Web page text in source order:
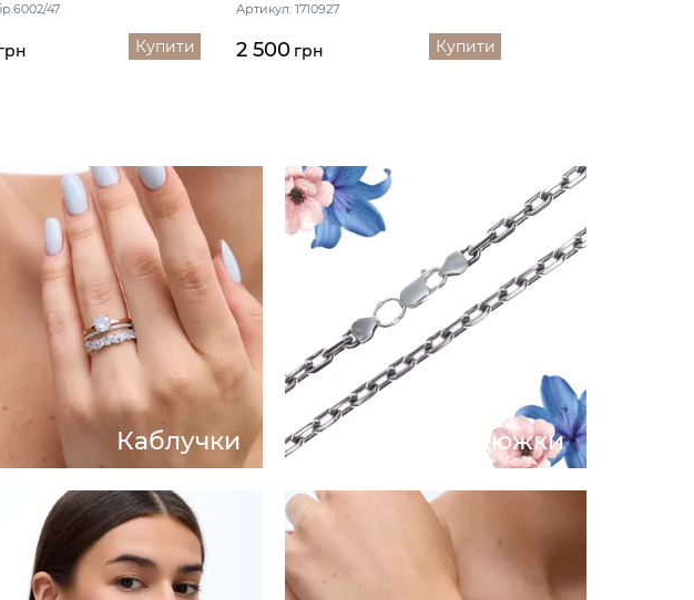
47
Купити
Артикул: 1710927
2 500 грн Купити
Каблучки Ланцюжки